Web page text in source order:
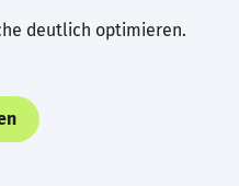
deutlich optimieren.